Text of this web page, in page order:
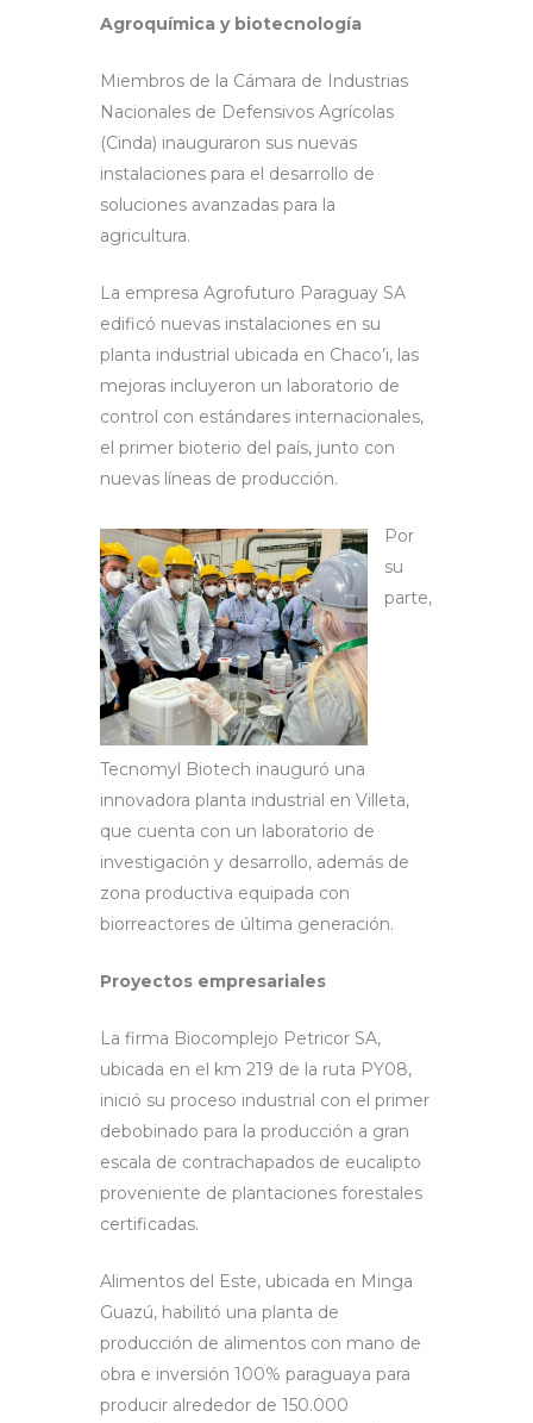
Agroquímica y biotecnología
Miembros de la Cámara de Industrias
Nacionales de Defensivos Agrícolas
(Cinda) inauguraron sus nuevas
instalaciones para el desarrollo de
soluciones avanzadas para la
agricultura.
La empresa Agrofuturo Paraguay SA
edificó nuevas instalaciones en su
planta industrial ubicada en Chaco’i, las
mejoras incluyeron un laboratorio de
control con estándares internacionales,
el primer bioterio del país, junto con
nuevas líneas de producción.
Por
su
parte,
Tecnomyl Biotech inauguró una
innovadora planta industrial en Villeta,
que cuenta con un laboratorio de
investigación y desarrollo, además de
zona productiva equipada con
biorreactores de última generación.
Proyectos empresariales
La firma Biocomplejo Petricor SA,
ubicada en el km 219 de la ruta PY08,
inició su proceso industrial con el primer
debobinado para la producción a gran
escala de contrachapados de eucalipto
proveniente de plantaciones forestales
certificadas.
Alimentos del Este, ubicada en Minga
Guazú, habilitó una planta de
producción de alimentos con mano de
obra e inversión 100% paraguaya para
producir alrededor de 150.000